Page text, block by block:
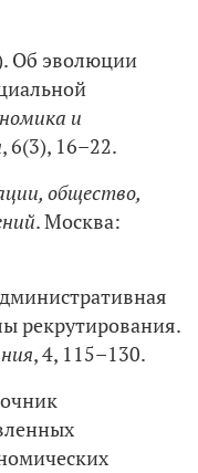
Об эволюции
и
, 6(3), 16–22.
общество,
. Москва:
рекрутирования.
, 4, 115–130.